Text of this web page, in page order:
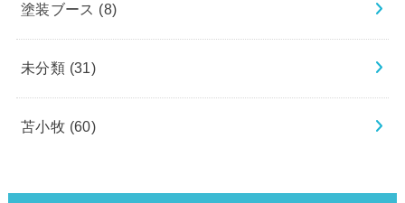
塗装ブース (8)
未分類 (31)
苫小牧 (60)